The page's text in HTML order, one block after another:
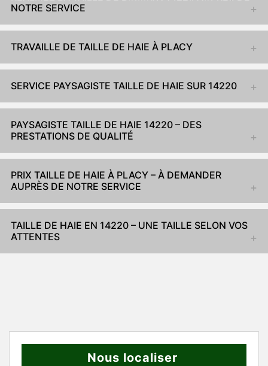
NOTRE SERVICE
TRAVAILLE DE TAILLE DE HAIE À PLACY
SERVICE PAYSAGISTE TAILLE DE HAIE SUR 14220
PAYSAGISTE TAILLE DE HAIE 14220 – DES
PRESTATIONS DE QUALITÉ
PRIX TAILLE DE HAIE À PLACY – À DEMANDER
AUPRÈS DE NOTRE SERVICE
TAILLE DE HAIE EN 14220 – UNE TAILLE SELON VOS
ATTENTES
Nous localiser